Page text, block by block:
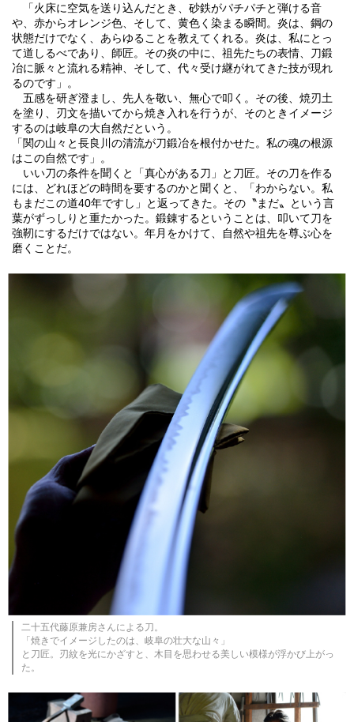
「火床に空気を送り込んだとき、砂鉄がパチパチと弾ける音
や、赤からオレンジ色、そして、黄色く染まる瞬間。炎は、鋼の
状態だけでなく、あらゆることを教えてくれる。炎は、私にとっ
て道しるべであり、師匠。その炎の中に、祖先たちの表情、刀鍛
冶に脈々と流れる精神、そして、代々受け継がれてきた技が現れ
るのです」。
五感を研ぎ澄まし、先人を敬い、無心で叩く。その後、焼刃土
を塗り、刃文を描いてから焼き入れを行うが、そのときイメージ
するのは岐阜の大自然だという。
「関の山々と長良川の清流が刀鍛冶を根付かせた。私の魂の根源
はこの自然です」。
いい刀の条件を聞くと「真心がある刀」と刀匠。その刀を作る
には、どれほどの時間を要するのかと聞くと、「わからない。私
もまだこの道40年ですし」と返ってきた。その〝まだ〟という言
葉がずっしりと重たかった。鍛錬するということは、叩いて刀を
強靭にするだけではない。年月をかけて、自然や祖先を尊ぶ心を
磨くことだ。
二十五代藤原兼房さんによる刀。
「焼きでイメージしたのは、岐阜の壮大な山々」
と刀匠。刃紋を光にかざすと、木目を思わせる美しい模様が浮かび上がっ
た。